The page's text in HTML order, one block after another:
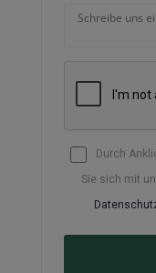
Durch
Sie sich mit